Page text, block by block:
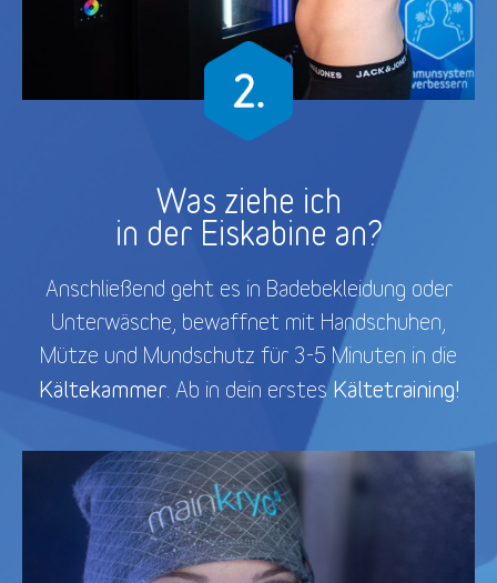
Was ziehe ich
in der Eiskabine an?
Anschließend geht es in Badebekleidung oder
Unterwäsche, bewaffnet mit Handschuhen,
Mütze und Mundschutz für 3-5 Minuten in die
Kältekammer. Ab in dein erstesKältetraining!